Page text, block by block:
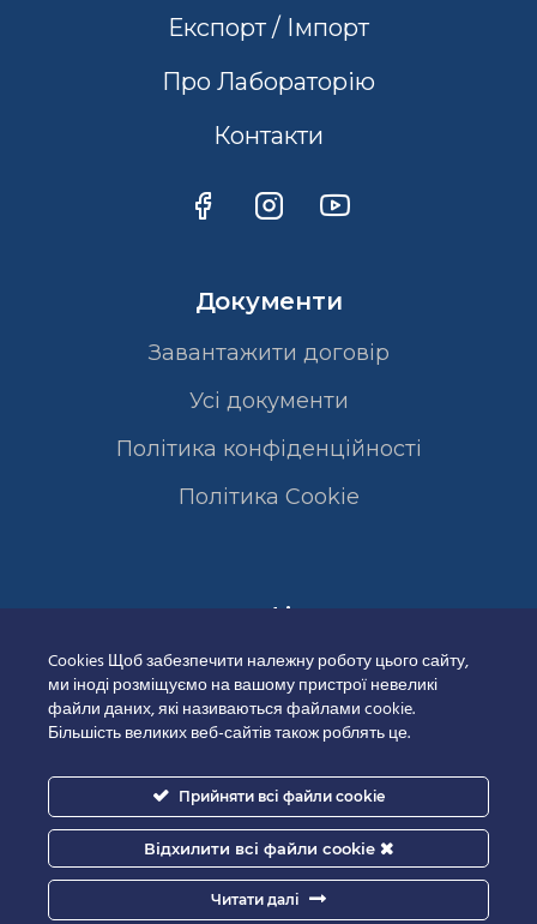
Експорт / Імпорт
Про Лабораторію
Контакти
Документи
Завантажити договір
Усі документи
Політика конфіденційності
Полiтика Cookie
Сертифікати
Cookies Щоб забезпечити належну роботу цього сайту,
ми іноді розміщуємо на вашому пристрої невеликі
файли даних, які називаються файлами cookie.
Більшість великих веб-сайтів також роблять це.
Прийняти всі файли cookie
Відхилити всі файли cookie
Читати далі